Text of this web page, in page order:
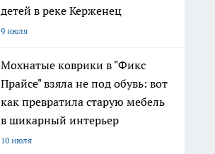
детей в реке Керженец
9 июля
Мохнатые коврики в "Фикс
Прайсе" взяла не под обувь: вот
как превратила старую мебель
в шикарный интерьер
10 июля